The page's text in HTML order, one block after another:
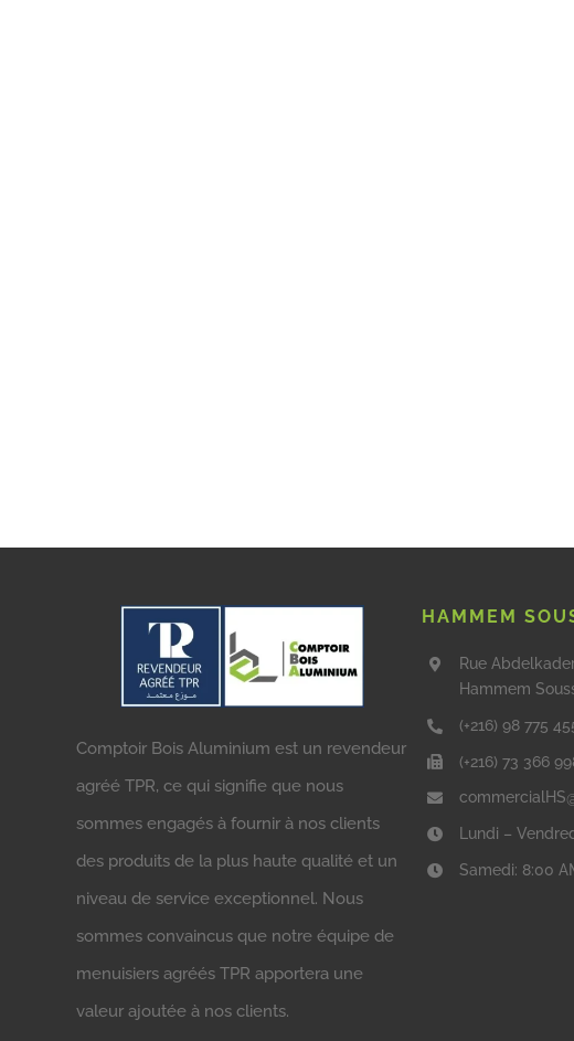
Comptoir Bois Aluminium est un revendeur
agréé TPR, ce qui signifie que nous
sommes engagés à fournir à nos clients
des produits de la plus haute qualité et un
niveau de service exceptionnel. Nous
sommes convaincus que notre équipe de
menuisiers agréés TPR apportera une
valeur ajoutée à nos clients.
HAMMEM
Rue
Hammem
(+216) 98 775
(+216) 73 366
Lundi –
Samedi: 8:00